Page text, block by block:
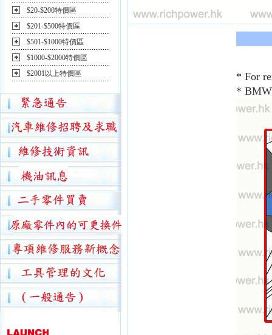
$20-$200特價區
$201-$500特價區
$501-$1000特價區
$1000-$2000特價區
$2001以上特價區
* For
*